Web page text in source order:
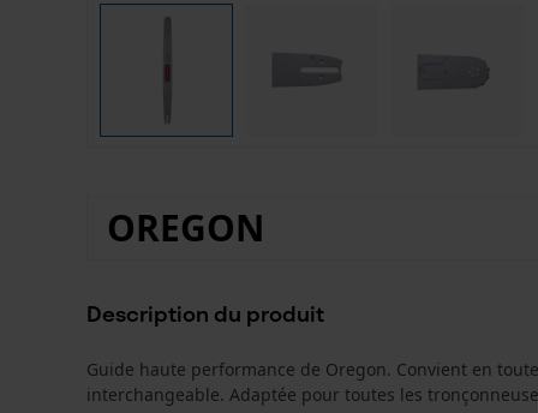
OREGON
Description du produit
Guide haute performance de Oregon. Convient en
interchangeable. Adaptée pour toutes les